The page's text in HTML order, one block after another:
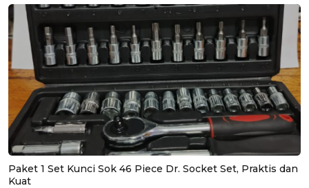
Paket 1 Set Kunci Sok 46 Piece Dr. Socket Set, Praktis dan
Kuat